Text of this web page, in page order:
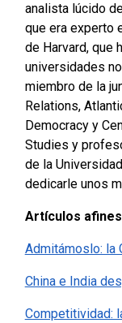
analista lúcido
que era experto
de Harvard, que
universidades
miembro de la
Relations,
Democracy y
Studies y
de la
dedicarle unos
Artículos
Admitámoslo: la
China e India
Competitividad: